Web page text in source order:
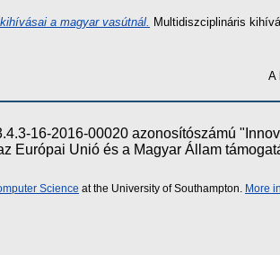
a magyar vasútnál.
Multidiszciplináris
A
16-2016-00020 azonosítószámú
Európai Unió és a Magyar Állam
Science at the University of Southampton. More